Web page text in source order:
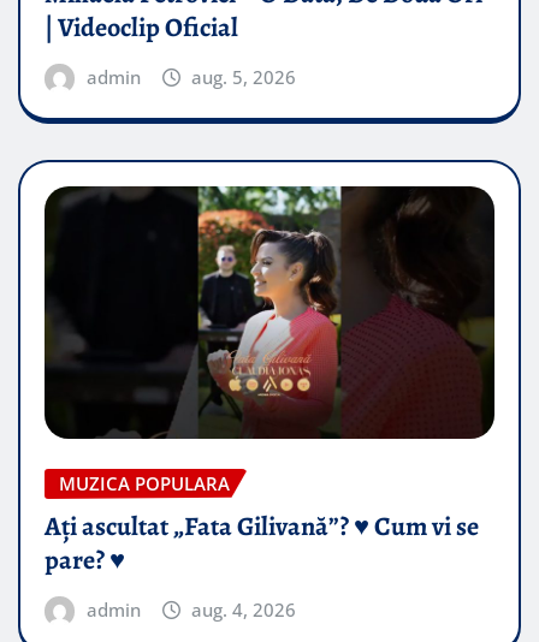
| Videoclip Oficial
admin aug. 5, 2026
MUZICA POPULARA
Ați ascultat „Fata Gilivană”? ♥️ Cum vi se
pare? ♥️
admin aug. 4, 2026